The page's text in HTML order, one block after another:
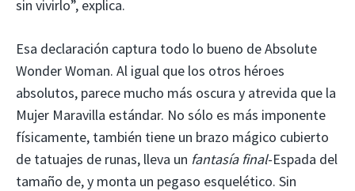
sin vivirlo”, explica.
Esa declaración captura todo lo bueno de Absolute
Wonder Woman. Al igual que los otros héroes
absolutos, parece mucho más oscura y atrevida que la
Mujer Maravilla estándar. No sólo es más imponente
físicamente, también tiene un brazo mágico cubierto
de tatuajes de runas, lleva un fantasía final-Espada del
tamaño de, y monta un pegaso esquelético. Sin